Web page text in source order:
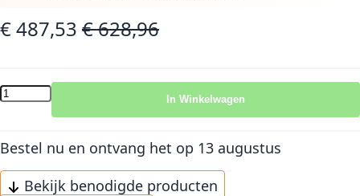
Speciale prijs
€ 487,53 Normale prijs
€ 628,96
In Winkelwagen
Bestel nu en ontvang het op 13 augustus
Bekijk benodigde producten